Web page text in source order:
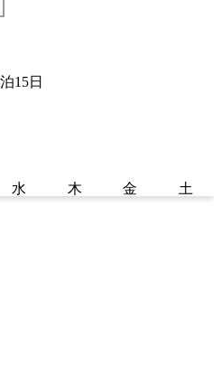
15日
水 木 金 土